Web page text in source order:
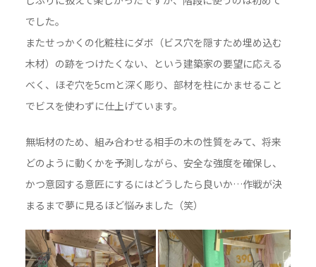
でした。
またせっかくの化粧柱にダボ（ビス穴を隠すため埋め込む
木材）の跡をつけたくない、という建築家の要望に応える
べく、ほぞ穴を5cmと深く彫り、部材を柱にかませること
でビスを使わずに仕上げています。
無垢材のため、組み合わせる相手の木の性質をみて、将来
どのように動くかを予測しながら、安全な強度を確保し、
かつ意図する意匠にするにはどうしたら良いか…作戦が決
まるまで夢に見るほど悩みました（笑）